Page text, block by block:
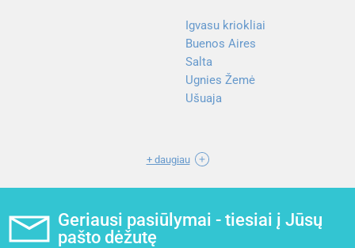
Igvasu kriokliai
Buenos Aires
Salta
Ugnies Žemė
Ušuaja
+ daugiau
Geriausi pasiūlymai - tiesiai į Jūsų
pašto dėžutę